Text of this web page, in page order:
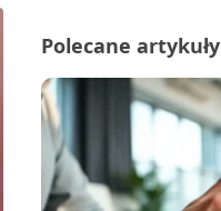
Polecane artykuły